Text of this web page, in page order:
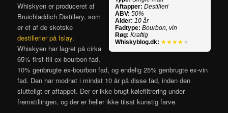
Aftapper: Destilleri
ABV: 50%
Alder: 10 år
Fadtype: Bourbon, vin
Røg: Kraftig
Whiskyblog.dk: ★★★★ ★
Whiskyen er produceret af
Bruichladdich Distillery, som
er et af de skotske
destillerier på Islay.
Whiskyen har lagret på cirka
65% first-fill ex-bourbon fad,
10% genbrugte ex-bourbon fad, og endelig 25% genbrugte ex-vin
fad. Den har modnet i mindst 10 år på disse fad, inden den
slutteligt er aftappet. Der er ikke brugt kølefiltrering under
fremstillingen, og der er heller ikke tilsat kunstig farve.